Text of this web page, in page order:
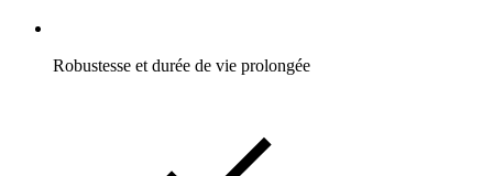
Robustesse et durée de vie prolongée